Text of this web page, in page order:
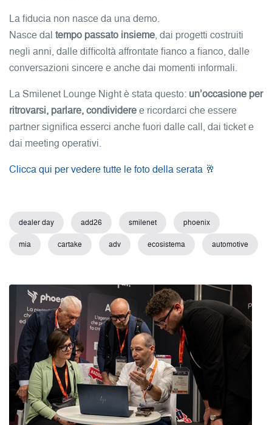
La fiducia non nasce da una demo.
Nasce dal tempo passato insieme, dai progetti costruiti
negli anni, dalle difficoltà affrontate fianco a fianco, dalle
conversazioni sincere e anche dai momenti informali.
La Smilenet Lounge Night è stata questo: un’occasione per
ritrovarsi, parlare, condivideree ricordarci che essere
partner significa esserci anche fuori dalle call, dai ticket e
dai meeting operativi.
Clicca qui per vedere tutte le foto della serata 🥂
dealer day add26 smilenet phoenix
mia cartake adv ecosistema automotive